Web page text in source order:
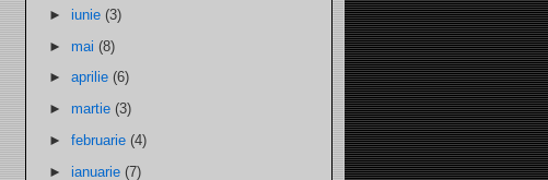
►iunie(3)
►mai(8)
►aprilie(6)
►martie(3)
►februarie(4)
►ianuarie(7)